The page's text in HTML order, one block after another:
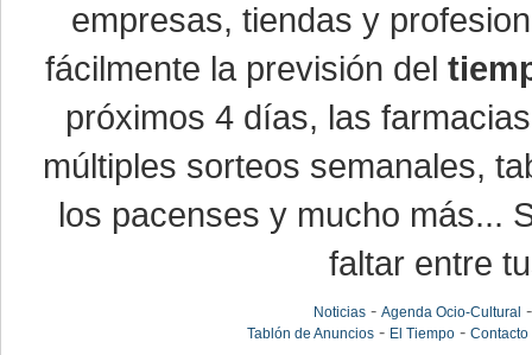
empresas, tiendas y
fácilmente la previsión del
próximos 4 días, las
múltiples sorteos semanales,
los pacenses y mucho más...
faltar entre
Noticias- Agenda Ocio-Cultural
Tablón de Anuncios- El Tiempo- Contacto